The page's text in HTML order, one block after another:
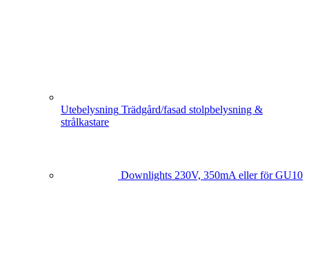
Utebelysning Trädgård/fasad stolpbelysning &
strålkastare
Downlights 230V, 350mA eller för GU10